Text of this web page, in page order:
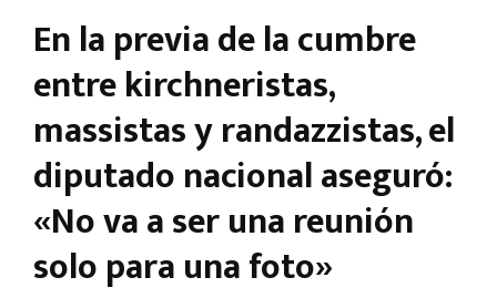
En la previa de la cumbre
entre kirchneristas,
massistas y randazzistas, el
diputado nacional aseguró:
«No va a ser una reunión
solo para una foto»